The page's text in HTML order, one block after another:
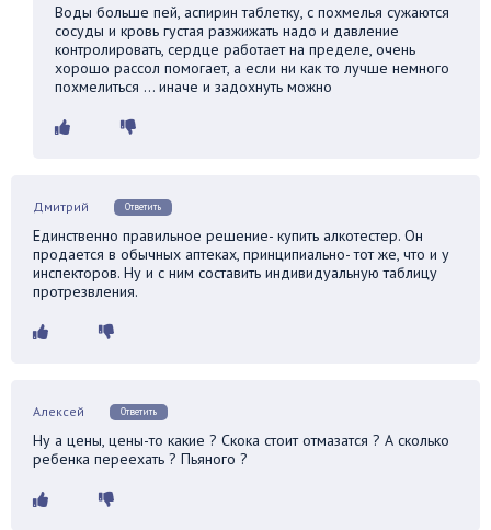
Воды больше пей, аспирин таблетку, с похмелья сужаются
сосуды и кровь густая разжижать надо и давление
контролировать, сердце работает на пределе, очень
хорошо рассол помогает, а если ни как то лучше немного
похмелиться … иначе и задохнуть можно
Дмитрий Ответить
Единственно правильное решение- купить алкотестер. Он
продается в обычных аптеках, принципиально- тот же, что и у
инспекторов. Ну и с ним составить индивидуальную таблицу
протрезвления.
Алексей Ответить
Ну а цены, цены-то какие ? Скока стоит отмазатся ? А сколько
ребенка переехать ? Пьяного ?